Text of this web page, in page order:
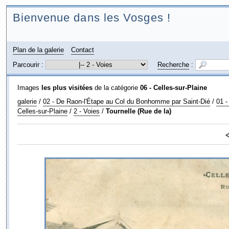
Bienvenue dans les Vosges !
Plan de la galerie
Contact
Parcourir :
Recherche:
Images les plus visitéesde la catégorie 06 - Celles-sur-Plaine
galerie/ 02 - De Raon-l'Étape au Col du Bonhomme par Saint-Dié/ 01 -
Celles-sur-Plaine/ 2 - Voies / Tournelle (Rue de la)